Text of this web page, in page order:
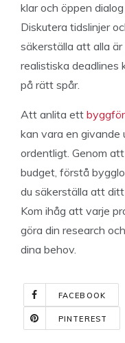
klar och öppen
Diskutera tidslinjer
säkerställa att alla
realistiska deadlines
på rätt spår.
Att anlita ett
kan vara en givande
ordentligt. Genom
budget, förstå
du säkerställa att
Kom ihåg att varje
göra din research
dina behov.
FACEBOOK
PINTEREST